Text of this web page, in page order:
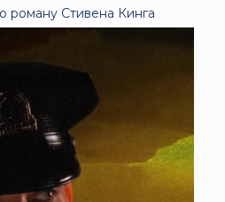
роману Стивена Кинга